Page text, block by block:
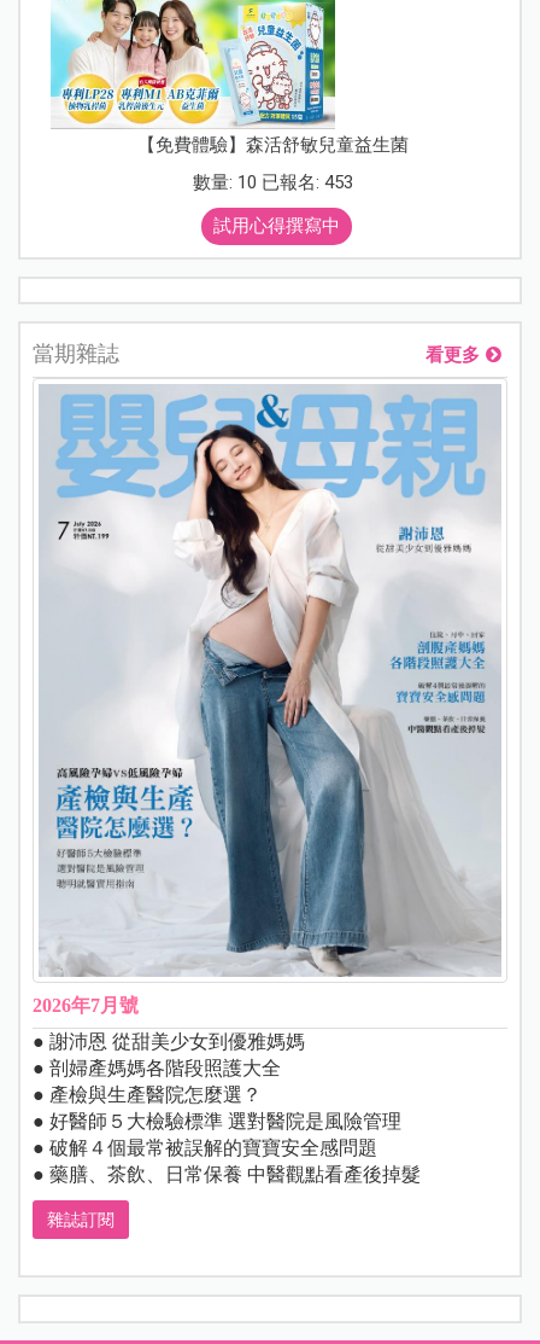
【免費體驗】森活舒敏兒童益生菌
數量: 10 已報名: 453
試用心得撰寫中
當期雜誌 看更多
2026年7月號
● 謝沛恩 從甜美少女到優雅媽媽
● 剖婦產媽媽各階段照護大全
● 產檢與生產醫院怎麼選？
● 好醫師５大檢驗標準 選對醫院是風險管理
● 破解４個最常被誤解的寶寶安全感問題
● 藥膳、茶飲、日常保養 中醫觀點看產後掉髮
雜誌訂閱